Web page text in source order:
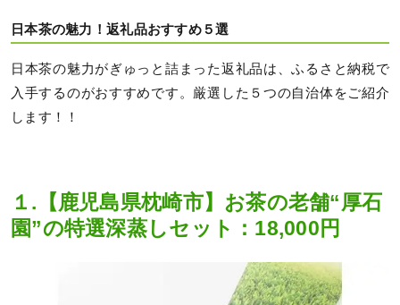
日本茶の魅力！返礼品おすすめ５選
日本茶の魅力がぎゅっと詰まった返礼品は、ふるさと納税で
入手するのがおすすめです。厳選した５つの自治体をご紹介
します！！
１.【鹿児島県枕崎市】お茶の老舗“厚石
園”の特選深蒸しセット：18,000円